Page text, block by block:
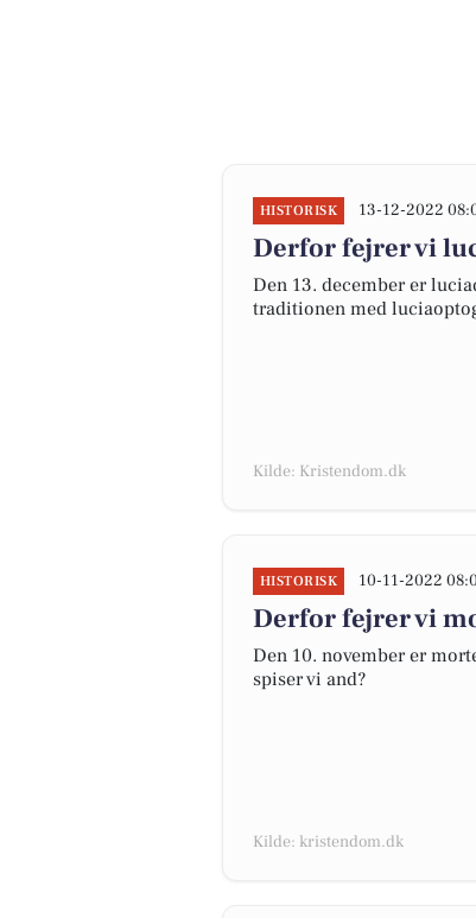
HISTORISK 13-12-2022
Derfor fejrer vi
Den 13. december er
traditionen med
Kilde: Kristendom.dk
HISTORISK 10-11-2022
Derfor fejrer vi
Den 10. november er
spiser vi and?
Kilde: kristendom.dk